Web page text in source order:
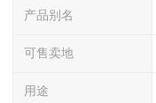
产品别名
可售卖地
用途